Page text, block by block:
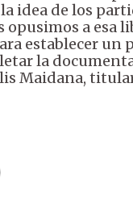
idea de los
opusimos a esa
establecer
la
Maidana,